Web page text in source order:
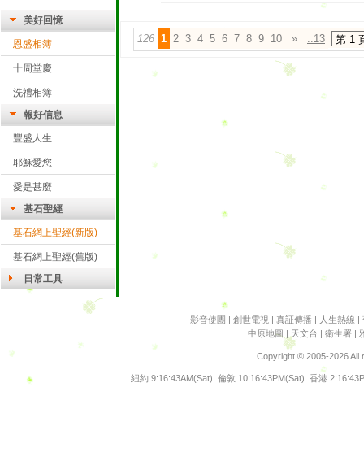
美好回憶
恩盛相簿
十周堂慶
洗禮相簿
報好信息
豐盛人生
耶穌愛您
愛是甚麼
基石聖經
基石網上聖經(新版)
基石網上聖經(舊版)
日常工具
谷歌地圖
港鐵路線
126 1 2 3 4 5 6 7 8 9 10 » ..13
影音使團 | 創世電視 | 真証傳播 | 人生熱線 |
中原地圖 | 天文台 | 衛生署|
Copyright © 2005-2026
紐約 9:16:43AM(Sat) 倫敦 10:16:43PM(Sat) 香港